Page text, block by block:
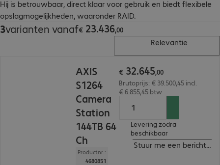
Hij is betrouwbaar, direct klaar voor gebruik en biedt flexibele
opslagmogelijkheden, waaronder RAID.
3varianten vanaf€ 23.436,00
€ 23.436,00
Relevantie
AXIS
S1264
Camera
Station
144TB 64
Ch
Productnr.:
4680851
€ 32.645,00
Brutoprijs: € 39.500,45 incl.
€ 6.855,45 btw
Levering zodra
beschikbaar
Stuur me een bericht